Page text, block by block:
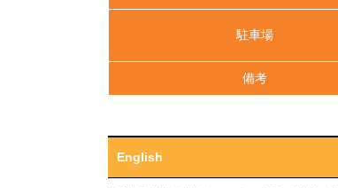
駐車場
備考
English